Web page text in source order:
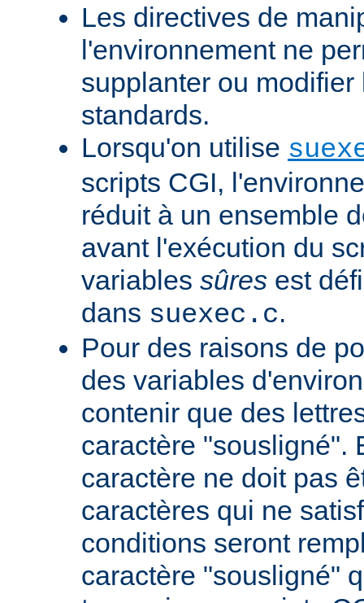
Les directives de
l'environnement ne
supplanter ou
standards.
Lorsqu'on utilise
scripts CGI,
réduit à un ensemble
avant l'exécution du
variables sûres est
dans suexec.c.
Pour des raisons de
des variables
contenir que des
caractère "sousligné".
caractère ne doit pas
caractères qui ne
conditions seront
caractère "sousligné"